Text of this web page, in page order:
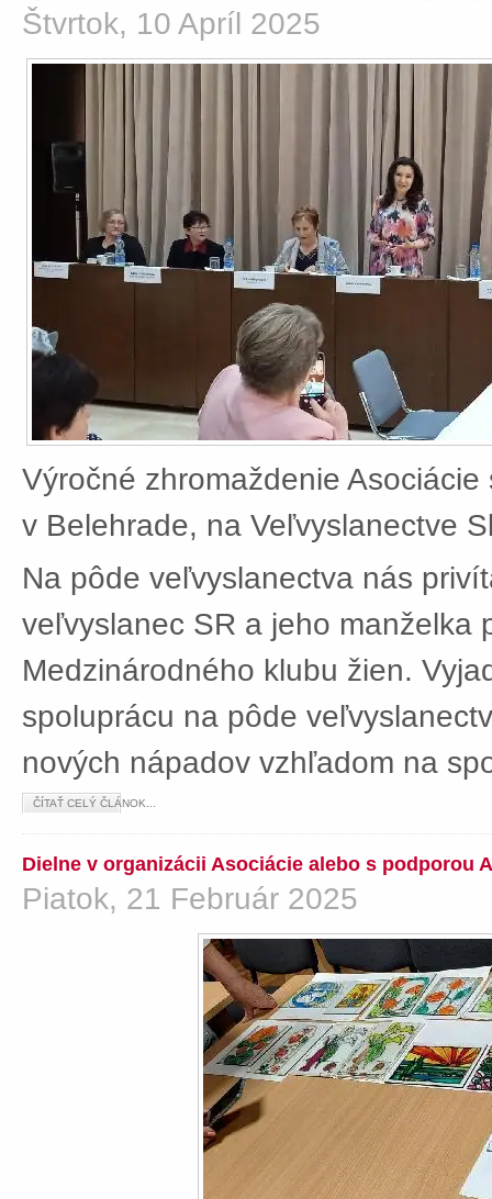
Štvrtok, 10 Apríl 2025
Výročné zhromaždenie
v Belehrade, na Veľvyslanectve
Na pôde veľvyslanectva nás
veľvyslanec SR a jeho manželka
Medzinárodného klubu žien.
spoluprácu na pôde
nových nápadov vzhľadom na
ČÍTAŤ CELÝ ČLÁNOK...
Dielne v organizácii Asociácie alebo s podporou
Piatok, 21 Február 2025